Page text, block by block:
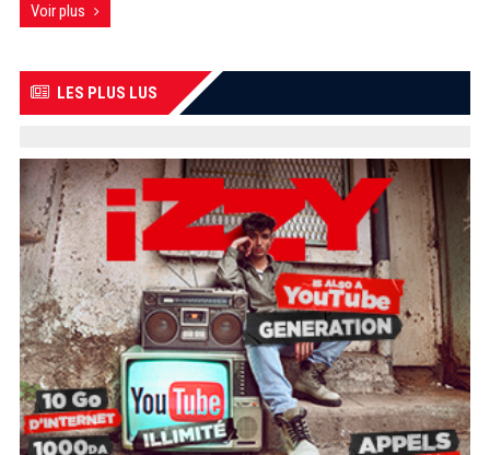
Voir plus
LES PLUS LUS